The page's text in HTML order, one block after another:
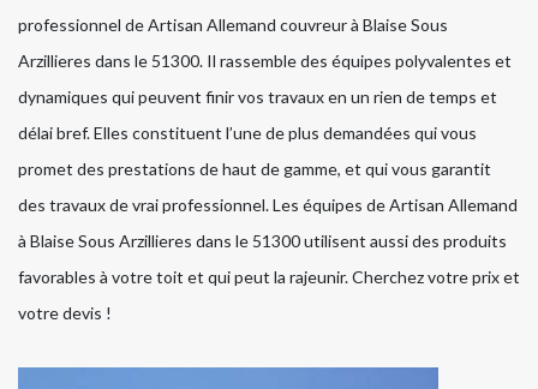
professionnel de Artisan Allemand couvreur à Blaise Sous
Arzillieres dans le 51300. Il rassemble des équipes polyvalentes et
dynamiques qui peuvent finir vos travaux en un rien de temps et
délai bref. Elles constituent l’une de plus demandées qui vous
promet des prestations de haut de gamme, et qui vous garantit
des travaux de vrai professionnel. Les équipes de Artisan Allemand
à Blaise Sous Arzillieres dans le 51300 utilisent aussi des produits
favorables à votre toit et qui peut la rajeunir. Cherchez votre prix et
votre devis !